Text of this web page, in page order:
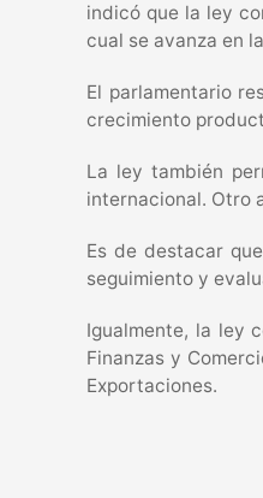
indicó que la ley
cual se avanza en
El parlamentario
crecimiento
La ley también
internacional. Otro
Es de destacar
seguimiento y
Igualmente, la ley
Finanzas y
Exportaciones.